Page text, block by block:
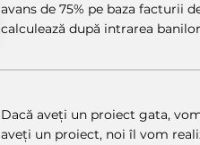
avans de 75% pe baza facturii
calculează după intrarea
Dacă aveți un proiect gata,
aveți un proiect, noi îl vom